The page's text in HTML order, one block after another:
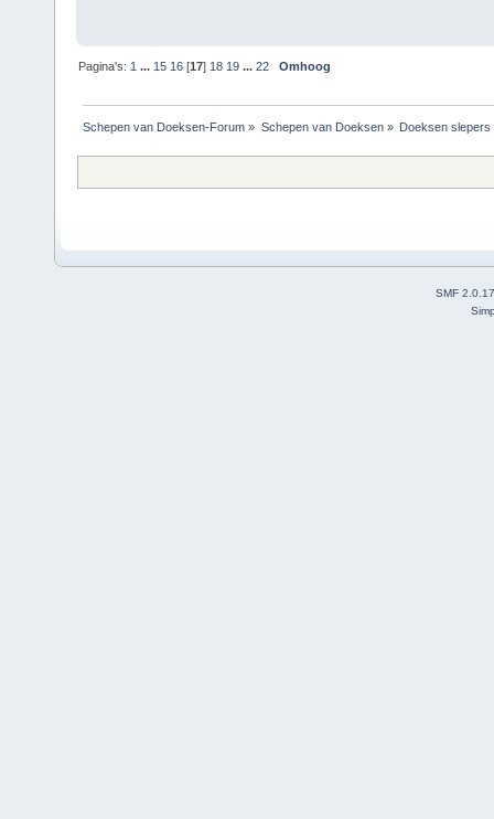
Pagina's: 1 ... 15 16 [17] 18 19 ...22 Omhoog
Schepen van Doeksen-Forum » Schepen van Doeksen» Doeksen slepers
SMF 2.0.17